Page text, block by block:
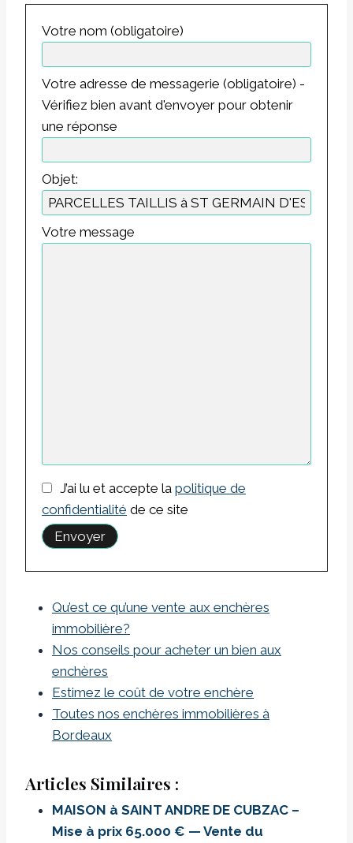
Votre nom (obligatoire)
Votre adresse de messagerie (obligatoire) -
Vérifiez bien avant d'envoyer pour obtenir
une réponse
Objet:
Votre message
J’ai lu et accepte la politique de
confidentialité de ce site
Qu’est ce qu’une vente aux enchères
immobilière?
Nos conseils pour acheter un bien aux
enchères
Estimez le coût de votre enchère
Toutes nos enchères immobilières à
Bordeaux
Articles Similaires :
MAISON à SAINT ANDRE DE CUBZAC –
Mise à prix 65.000 € — Vente du